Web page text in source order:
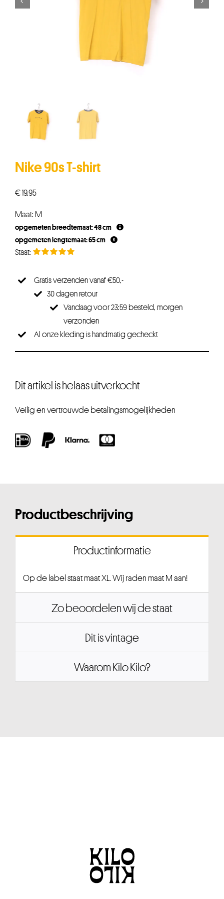
Nike 90s T-shirt
€19,95
Maat: M
opgemeten breedtemaat: 48 cm
opgemeten lengtemaat: 65 cm
Gratis verzenden vanaf €50,-
30 dagen retour
Vandaag voor 23:59 besteld, morgen
verzonden
Al onze kleding is handmatig gecheckt
Dit artikel is helaas uitverkocht
Veilig en vertrouwde betalingsmogelijkheden
Productbeschrijving
Productinformatie
Op de label staat maat XL. Wij raden maat M aan!
Zo beoordelen wij de staat
Dit is vintage
Waarom Kilo Kilo?